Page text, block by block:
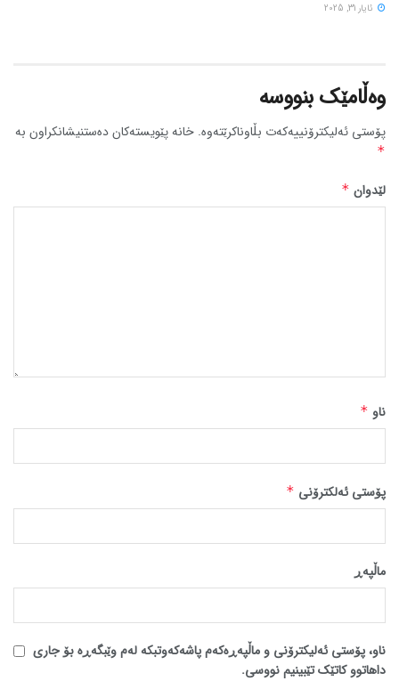
ئایار 31, 2025
وەڵامێک بنووسە
پۆستی ئەلیکترۆنییەکەت بڵاوناکرێتەوە. خانە پێویستەکان دەستنیشانکراون بە
*
لێدوان *
ناو *
پۆستی ئەلکترۆنی *
ماڵپه‌ڕ
ناو، پۆستی ئەلیکترۆنی و ماڵپەڕەکەم پاشەکەوتبکە لەم وێبگەڕە بۆ جاری
داهاتوو کاتێک تێبینیم نووسی.